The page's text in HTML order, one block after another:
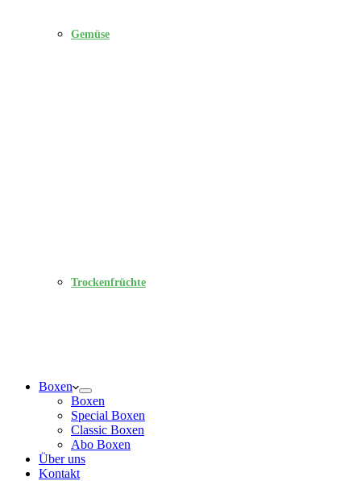
Gemüse
Trockenfrüchte
Boxen
Boxen
Special Boxen
Classic Boxen
Abo Boxen
Über uns
Kontakt